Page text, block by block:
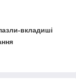
вкладиші